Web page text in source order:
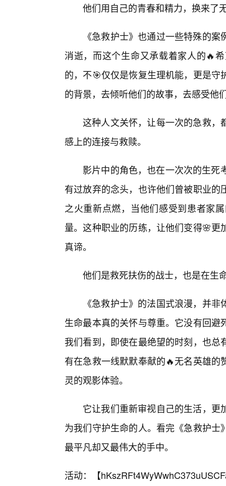
他们用自己的青春和精力，换来了
《急救护士》也通过一些特殊的
消逝，而这个生命又承载着家人的🔥
的，不🎯仅仅是恢复生理机能，更是
的背景，去倾听他们的故事，去感受他
这种人文关怀，让每一次的急救，
感上的连接与救赎。
影片中的角色，也在一次次的生
有过放弃的念头，也许他们曾被职业
之火重新点燃，当他们感受到患者家
量。这种职业的历练，让他们变得🌸
真谛。
他们是救死扶伤的战士，也是在生
《急救护士》的法国式浪漫，并
生命最本真的关怀与尊重。它没有回
我们看到，即使在最绝望的时刻，也
有在急救一线默默奉献的🔥无名英雄
灵的观影体验。
它让我们重新审视自己的生活，
为我们守护生命的人。看完《急救护
最平凡却又最伟大的手中。
活动：【